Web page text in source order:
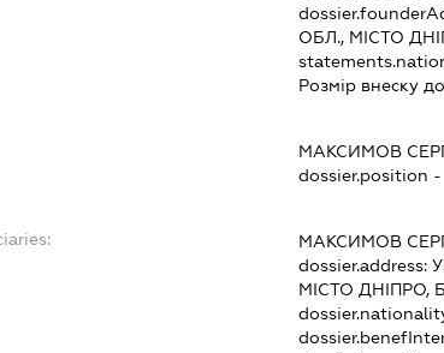
ОБЛ., МІСТО
Розмір внеску
МАКСИМОВ
dossier.position -
МАКСИМОВ
dossier.address:
МІСТО ДНІПРО,